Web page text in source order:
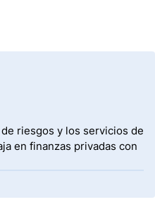
riesgos y los servicios de
en finanzas privadas con